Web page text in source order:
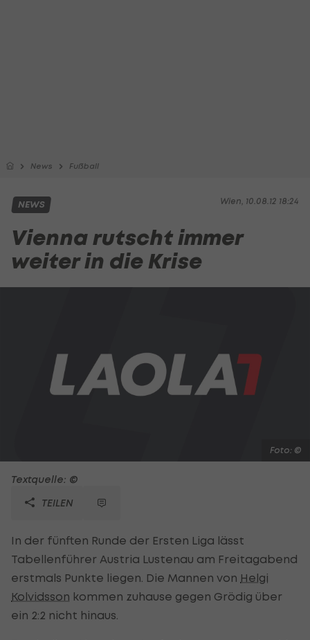
News Fußball
Wien, 10.08.12 18:24
NEWS
Vienna rutscht immer
weiter in die Krise
Foto: ©
Textquelle: ©
TEILEN
In der fünften Runde der Ersten Liga lässt
Tabellenführer Austria Lustenau am Freitagabend
erstmals Punkte liegen. Die Mannen von Helgi
Kolvidsson kommen zuhause gegen Grödig über
ein 2:2 nicht hinaus.